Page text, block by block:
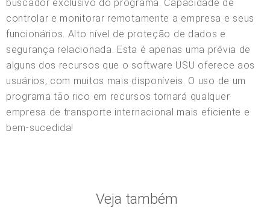
buscador exclusivo do programa. Capacidade de
controlar e monitorar remotamente a empresa e seus
funcionários. Alto nível de proteção de dados e
segurança relacionada. Esta é apenas uma prévia de
alguns dos recursos que o software USU oferece aos
usuários, com muitos mais disponíveis. O uso de um
programa tão rico em recursos tornará qualquer
empresa de transporte internacional mais eficiente e
bem-sucedida!
Veja também